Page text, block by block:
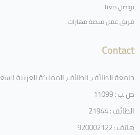
تواصل معنا
فريق عمل منصة مهارات
Contact
جامعة الطائف، الطائف، المملكة العربية
ص .ب : 11099
الطائف : 21944
هاتف : 920002122